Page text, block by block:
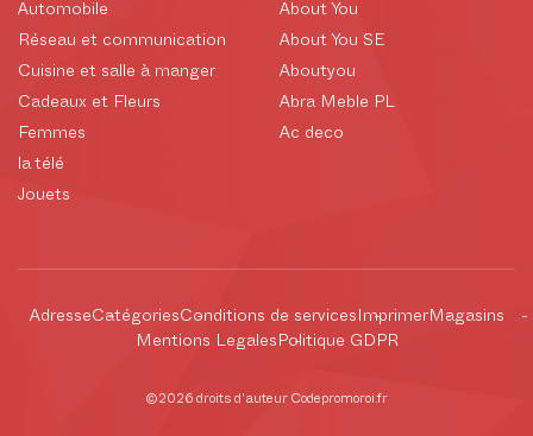
Automobile
Réseau et communication
Cuisine et salle à manger
Cadeaux et Fleurs
Femmes
la télé
Jouets
About You
About You SE
Aboutyou
Abra Meble PL
Ac deco
Adresse Catégories Conditions de services Imprimer Magasins
Mentions Legales Politique GDPR
©2026 droits d'auteur Codepromoroi.fr